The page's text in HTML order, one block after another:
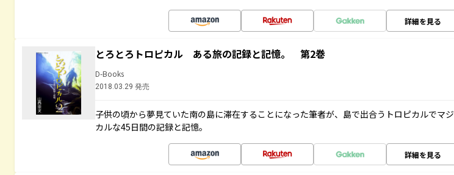
詳細を見る
とろとろトロピカル ある旅の記録と記憶。 第2巻
D-Books
2018.03.29 発売
子供の頃から夢見ていた南の島に滞在することになった筆者が、島で出合うトロピカルでマジ
カルな45日間の記録と記憶。
詳細を見る